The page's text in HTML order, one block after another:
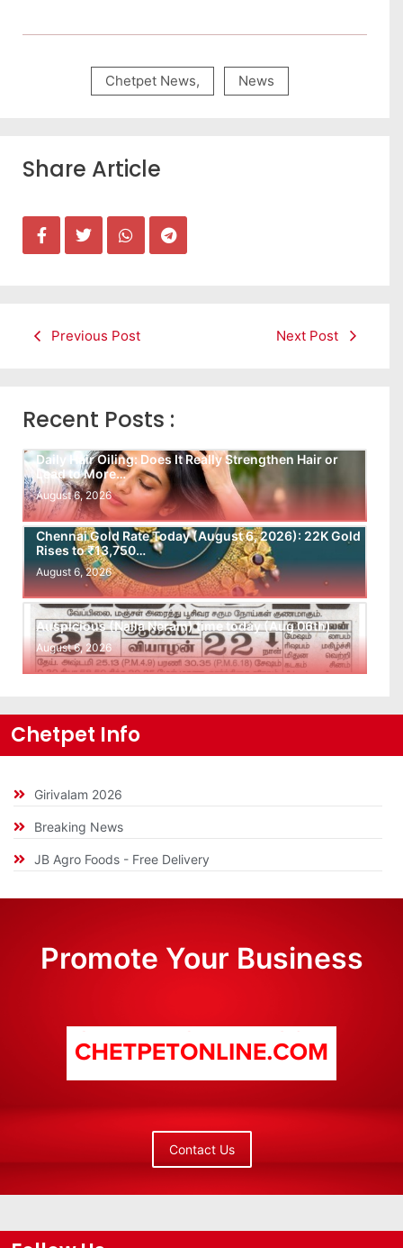
Chetpet News, News
Share Article
Previous Post Next Post
Recent Posts :
Daily Hair Oiling: Does It Really Strengthen Hair or
Lead to More…
August 6, 2026
Chennai Gold Rate Today (August 6, 2026): 22K Gold
Rises to ₹13,750…
August 6, 2026
Auspicious (Nalla Neram) time today (Aug 06th)
August 6, 2026
Chetpet Info
Girivalam 2026
Breaking News
JB Agro Foods - Free Delivery
Promote Your Business
Contact Us